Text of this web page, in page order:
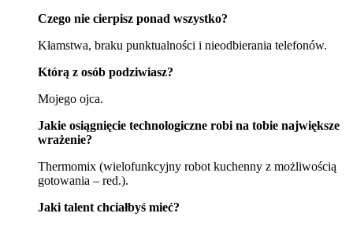
Czego nie cierpisz ponad wszystko?
Kłamstwa, braku punktualności i nieodbierania telefonów.
Którą z osób podziwiasz?
Mojego ojca.
Jakie osiągnięcie technologiczne robi na tobie największe
wrażenie?
Thermomix (wielofunkcyjny robot kuchenny z możliwością
gotowania – red.).
Jaki talent chciałbyś mieć?